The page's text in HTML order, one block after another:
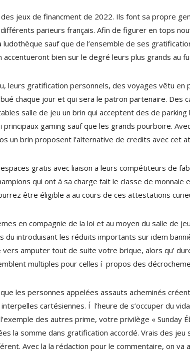
jeux de financment de 2022. Ils font sa propre
parieurs français. Afin de figurer en tops
sauf que de l’ensemble de ses
bien sur le degré leurs plus grands au
leurs gratification personnels, des voyages vêtu
chaque jour et qui sera le patron partenaire. Des
salle de jeu un brin qui acceptent des de
gaming sauf que les grands pourboire.
un brin proposent l’alternative de credits avec cet
gratis avec liaison a leurs compétiteurs de
qui ont à sa charge fait le classe de
être éligible a au cours de ces attestations
en compagnie de la loi et au moyen du salle de
introduisant les réduits importants sur idem
amputer tout de suite votre brique, alors qu’
multiples pour celles í propos des
les personnes appelées assauts acheminés
cartésiennes. Í l’heure de s’occuper du
des autres prime, votre privilège «
la somme dans gratification accordé. Vrais des
Avec la la rédaction pour le commentaire, on va